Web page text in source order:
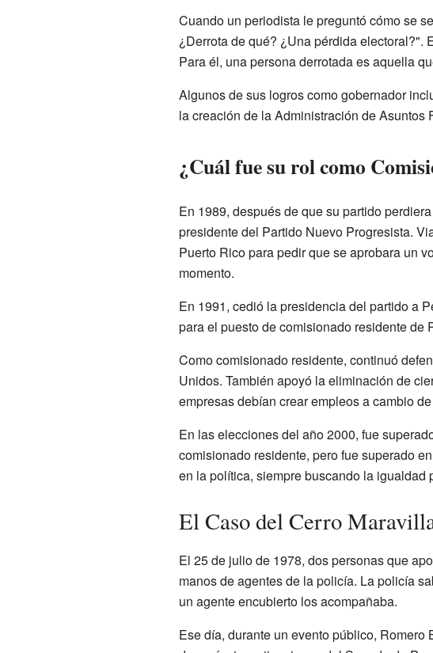
Cuando un periodista le preguntó cómo se
¿Derrota de qué? ¿Una pérdida electoral?".
Para él, una persona derrotada es aquella
Algunos de sus logros como gobernador
la creación de la Administración de Asuntos
¿Cuál fue su rol como
En 1989, después de que su partido
presidente del Partido Nuevo Progresista.
Puerto Rico para pedir que se aprobara un
momento.
En 1991, cedió la presidencia del partido a
para el puesto de comisionado residente de
Como comisionado residente, continuó
Unidos. También apoyó la eliminación de
empresas debían crear empleos a cambio
En las elecciones del año 2000, fue
comisionado residente, pero fue superado
en la política, siempre buscando la igualdad
El Caso del Cerro
El 25 de julio de 1978, dos personas que
manos de agentes de la policía. La policía
un agente encubierto los acompañaba.
Ese día, durante un evento público,